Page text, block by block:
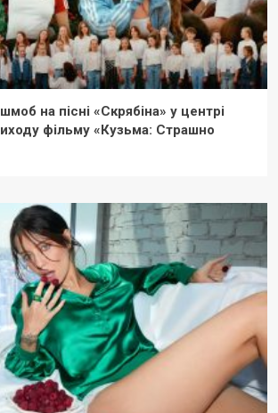
на пісні «Скрябіна» у центрі
фільму «Кузьма: Страшно